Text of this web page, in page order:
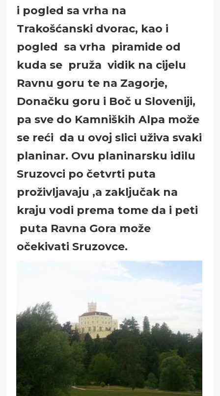
i pogled sa vrha na
Trakošćanski dvorac, kao i
pogled sa vrha piramide od
kuda se pruža vidik na cijelu
Ravnu goru te na Zagorje,
Donačku goru i Boč u Sloveniji,
pa sve do Kamniških Alpa može
se reći da u ovoj slici uživa svaki
planinar. Ovu planinarsku idilu
Sruzovci po četvrti puta
proživljavaju ,a zaključak na
kraju vodi prema tome da i peti
puta Ravna Gora može
očekivati Sruzovce.